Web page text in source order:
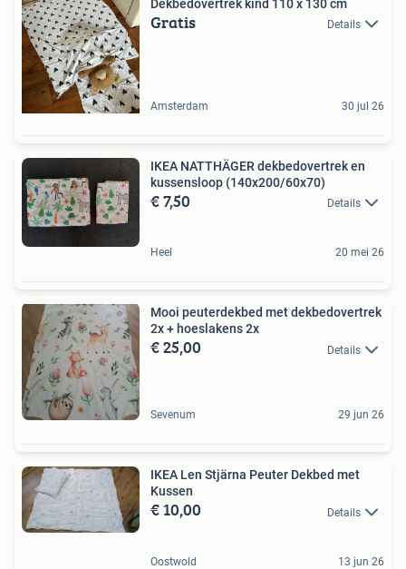
Dekbedovertrek kind 110 x 130 cm
Gratis Details
Amsterdam 30 jul 26
IKEA NATTHÄGER dekbedovertrek en
kussensloop (140x200/60x70)
€ 7,50 Details
Heel 20 mei 26
Mooi peuterdekbed met dekbedovertrek
2x + hoeslakens 2x
€ 25,00 Details
Sevenum 29 jun 26
IKEA Len Stjärna Peuter Dekbed met
Kussen
€ 10,00 Details
Oostwold 13 jun 26